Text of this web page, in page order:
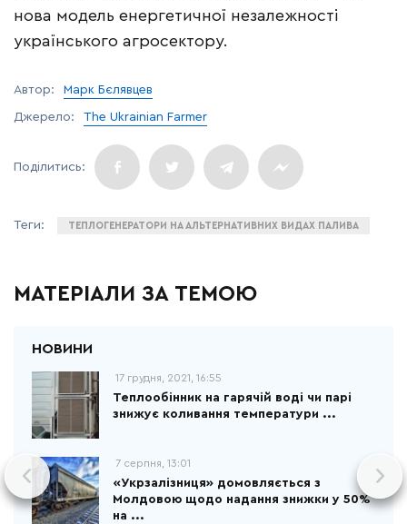
нова модель енергетичної незалежності
українського агросектору.
Автор: Марк Бєлявцев
Джерело: The Ukrainian Farmer
ТЕПЛОГЕНЕРАТОРИ НА АЛЬТЕРНАТИВНИХ ВИДАХ ПАЛИВА
МАТЕРІАЛИ ЗА ТЕМОЮ
17 грудня, 2021, 16:55
Теплообінник на гарячій воді чи парі
знижує коливання температури ...
7 серпня, 13:01
«Укрзалізниця» домовляється з
Молдовою щодо надання знижки у 50%
на ...